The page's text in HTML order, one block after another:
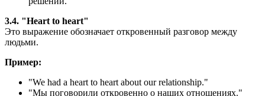
3.4. "Heart to heart"
Это выражение обозначает откровенный разговор между
людьми.
Пример:
"We had a heart to heart about our relationship."
"Мы поговорили откровенно о наших отношениях."